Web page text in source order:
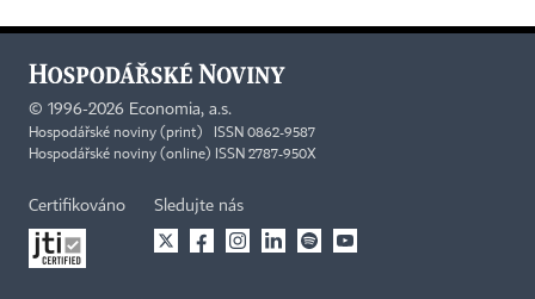
© 1996-2026 Economia, a.s.
Hospodářské noviny (print) ISSN 0862-9587
Hospodářské noviny (online) ISSN 2787-950X
Certifikováno Sledujte nás